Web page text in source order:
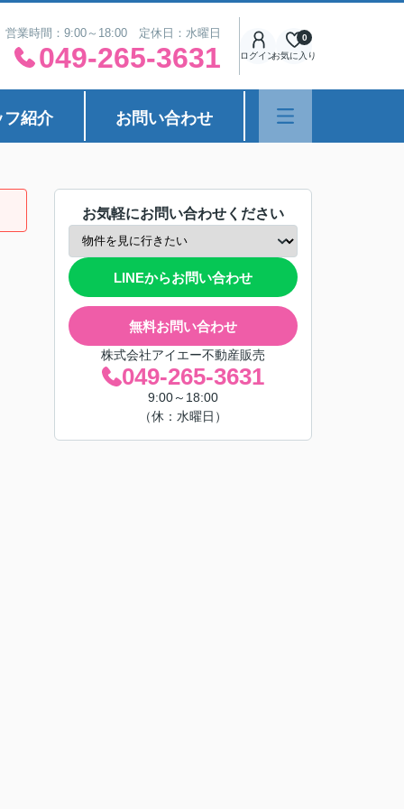
営業時間：9:00～18:00 定休日：水曜日
049-265-3631 ログインお気に入り
0
フ紹介 お問い合わせ
お気軽にお問い合わせください
LINEからお問い合わせ
無料お問い合わせ
株式会社アイエー不動産販売
049-265-3631
9:00～18:00
（休：水曜日）